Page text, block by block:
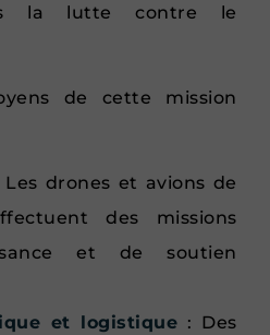
la lutte contre le
de cette mission
Les drones et avions de
des missions
et de soutien
et logistique : Des